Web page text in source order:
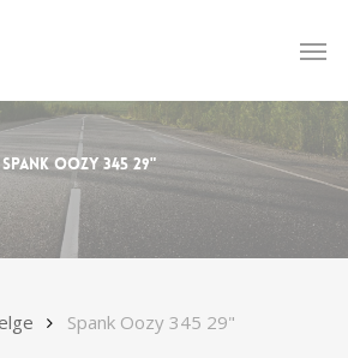
Spank Oozy 345 29"
Spank Oozy 345 29"